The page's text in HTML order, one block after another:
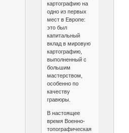
картографию на
одно из первых
мест в Европе:
это был
капитальный
вклад в мировую
картографию,
выполненный с
большим
мастерством,
особенно по
качеству
гравюры.
В настоящее
время Военно-
топографическая